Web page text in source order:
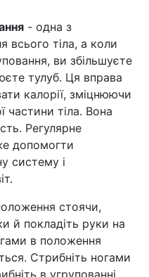
- одна з
всього тіла, а коли
ви збільшуєте
тулуб. Ця вправа
калорії, зміцнюючи
частини тіла. Вона
Регулярне
допомогти
систему і
стоячи,
й покладіть руки на
в положення
Стрибніть ногами
в угрупованні,